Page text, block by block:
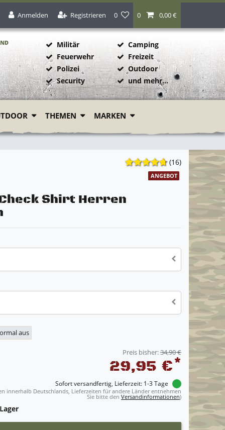
Anmelden Registrieren 0 0 0,00 €
Militär
Feuerwehr
Polizei
Security
Camping
Freizeit
Outdoor
und mehr...
THEMEN MARKEN
(16)
ANGEBOT
Shirt Herren
aus
Preis bisher:34,90 €
29,95 €*
Sofort versandfertig, Lieferzeit: 1-3 Tage
innerhalb Deutschlands, Lieferzeiten für andere Länder entnehmen
Sie bitte den Versandinformationen)